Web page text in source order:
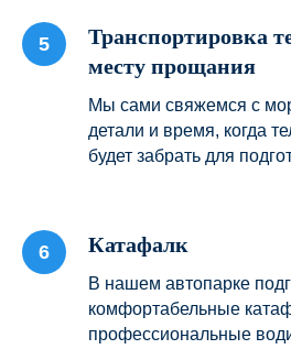
Транспортировка
месту прощания
Мы сами свяжемся с
детали и время, когда
будет забрать для
Катафалк
В нашем автопарке
комфортабельные
профессиональные